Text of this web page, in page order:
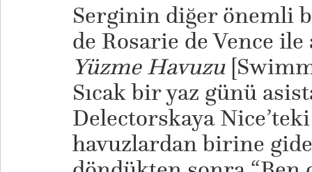
Serginin diğer önemli
de Rosarie de Vence
Yüzme Havuzu
Sıcak bir yaz günü
Delectorskaya
havuzlardan birine